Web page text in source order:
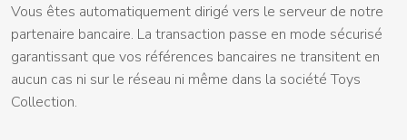
Vous êtes automatiquement dirigé vers le serveur de notre
partenaire bancaire. La transaction passe en mode sécurisé
garantissant que vos références bancaires ne transitent en
aucun cas ni sur le réseau ni même dans la société Toys
Collection.